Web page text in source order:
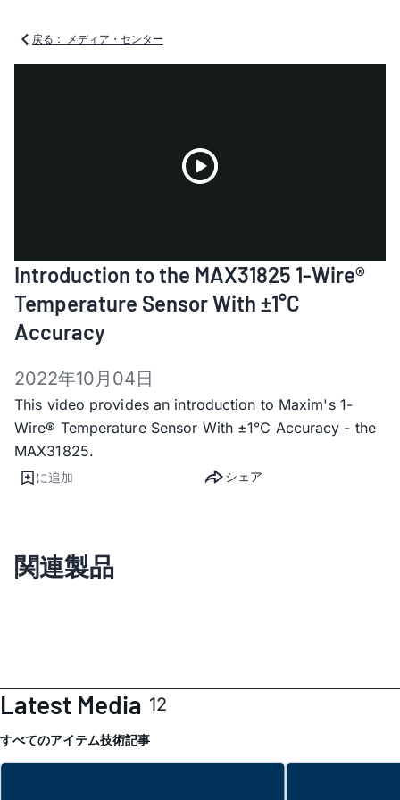
戻る： メディア・センター
Video
Introduction to the MAX31825 1-Wire®
Temperature Sensor With ±1°C
Accuracy
2022年10月04日
This video provides an introduction to Maxim's 1-
Wire® Temperature Sensor With ±1°C Accuracy - the
MAX31825.
に追加 シェア
関連製品
Latest Media 12
すべてのアイテム技術記事